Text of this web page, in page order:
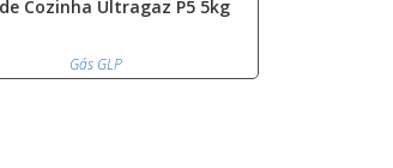
Cozinha Ultragaz P5 5kg
Gás GLP